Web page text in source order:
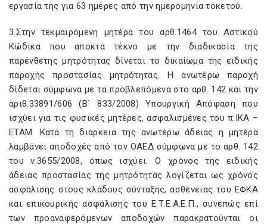
εργασία της για 63 ημέρες από την ημερομηνία τοκετού.
3.Στην τεκμαιρόμενη μητέρα του αρθ.1464 του Αστικού
Κώδικα που αποκτά τέκνο με την διαδικασία της
παρένθετης μητρότητας δίνεται το δικαίωμα της ειδικής
παροχής προστασίας μητρότητας. Η ανωτέρω παροχή
δίδεται σύμφωνα με τα προβλεπόμενα στο αρθ. 142 και την
αριθ.33891/606 (Β` 833/2008) Υπουργική Απόφαση που
ισχύει για τις φυσικές μητέρες, ασφαλισμένες του π.ΙΚΑ –
ΕΤΑΜ. Κατά τη διάρκεια της ανωτέρω άδειας η μητέρα
λαμβάνει αποδοχές από τον ΟΑΕΔ σύμφωνα με το αρθ. 142
του ν.3655/2008, όπως ισχύει. Ο χρόνος της ειδικής
άδειας προστασίας της μητρότητας λογίζεται ως χρόνος
ασφάλισης στους κλάδους σύνταξης, ασθένειας του ΕΦΚΑ
και επικουρικής ασφάλισης του Ε.Τ.Ε.Α.Ε.Π., συνεπώς επί
των προαναφερόμενων αποδοχών παρακρατούνται οι